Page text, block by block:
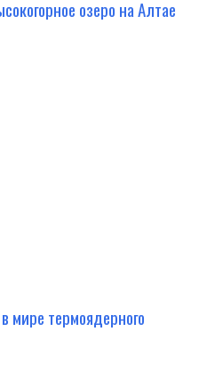
озеро на Алтае
мире термоядерного